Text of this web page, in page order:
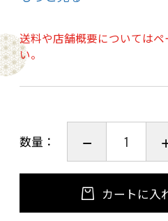
●お召上がり方法●
掛け紙・外装フィルム
約9分）温めて、ソース
上がり！
★ソース（たれ）は容器
（レンジでは加熱しない
送料や店舗概要については
い。
数量：
カートに入